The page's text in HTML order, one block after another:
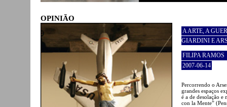
OPINIÃO
A ARTE, A
GIARDINI E
FILIPA RAMOS
2007-06-14
Percorrendo o
grandes espaços
é a de desolação e
con la Mente”